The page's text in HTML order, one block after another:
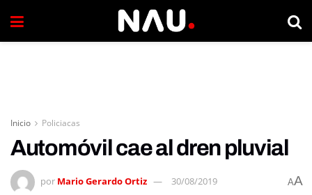
Inicio Policiacas
Automóvil cae al dren pluvial
por Mario Gerardo Ortiz 30/08/2019 AA